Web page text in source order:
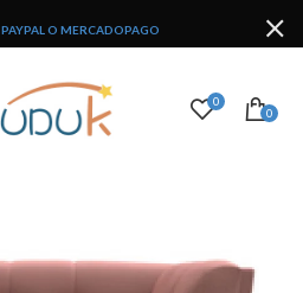
PAYPAL O MERCADOPAGO
0
0